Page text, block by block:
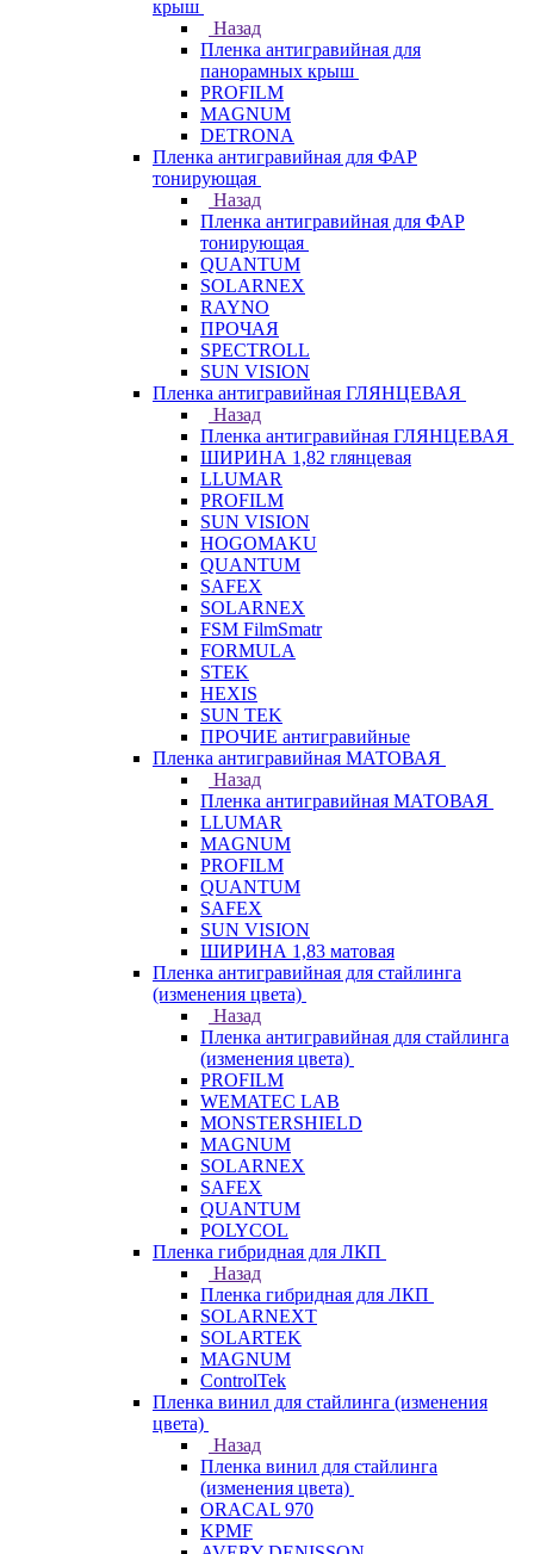
крыш
Назад
Пленка антигравийная для
панорамных крыш
PROFILM
MAGNUM
DETRONA
Пленка антигравийная для ФАР
тонирующая
Назад
Пленка антигравийная для ФАР
тонирующая
QUANTUM
SOLARNEX
RAYNO
ПРОЧАЯ
SPECTROLL
SUN VISION
Пленка антигравийная ГЛЯНЦЕВАЯ
Назад
Пленка антигравийная ГЛЯНЦЕВАЯ
ШИРИНА 1,82 глянцевая
LLUMAR
PROFILM
SUN VISION
HOGOMAKU
QUANTUM
SAFEX
SOLARNEX
FSM FilmSmatr
FORMULA
STEK
HEXIS
SUN TEK
ПРОЧИЕ антигравийные
Пленка антигравийная МАТОВАЯ
Назад
Пленка антигравийная МАТОВАЯ
LLUMAR
MAGNUM
PROFILM
QUANTUM
SAFEX
SUN VISION
ШИРИНА 1,83 матовая
Пленка антигравийная для стайлинга
(изменения цвета)
Назад
Пленка антигравийная для стайлинга
(изменения цвета)
PROFILM
WEMATEC LAB
MONSTERSHIELD
MAGNUM
SOLARNEX
SAFEX
QUANTUM
POLYCOL
Пленка гибридная для ЛКП
Назад
Пленка гибридная для ЛКП
SOLARNEXT
SOLARTEK
MAGNUM
ControlTek
Пленка винил для стайлинга (изменения
цвета)
Назад
Пленка винил для стайлинга
(изменения цвета)
ORACAL 970
KPMF